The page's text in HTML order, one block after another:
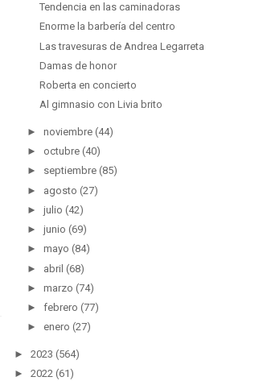
Tendencia en las caminadoras
Enorme la barbería del centro
Las travesuras de Andrea Legarreta
Damas de honor
Roberta en concierto
Al gimnasio con Livia brito
► noviembre (44)
► octubre (40)
► septiembre (85)
► agosto (27)
► julio (42)
► junio (69)
► mayo (84)
► abril (68)
► marzo (74)
► febrero (77)
► enero (27)
► 2023 (564)
► 2022 (61)